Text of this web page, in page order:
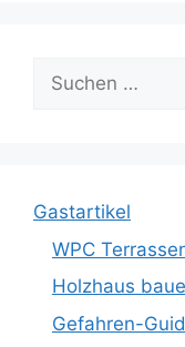
Suche
nach:
Gastartikel
WPC
Holzhaus
Gefahren-